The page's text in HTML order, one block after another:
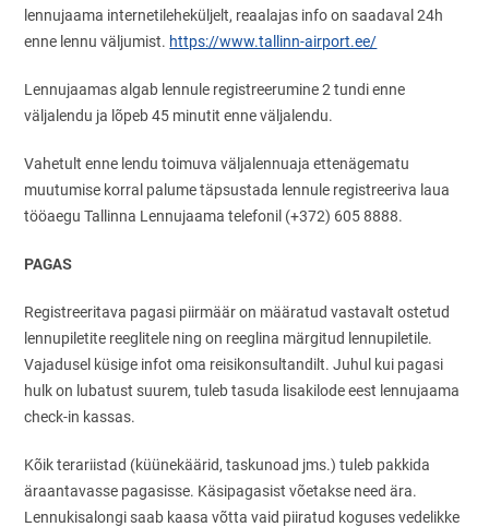
lennujaama internetileheküljelt, reaalajas info on saadaval 24h
enne lennu väljumist. https://www.tallinn-airport.ee/
Lennujaamas algab lennule registreerumine 2 tundi enne
väljalendu ja lõpeb 45 minutit enne väljalendu.
Vahetult enne lendu toimuva väljalennuaja ettenägematu
muutumise korral palume täpsustada lennule registreeriva laua
tööaegu Tallinna Lennujaama telefonil (+372) 605 8888.
PAGAS
Registreeritava pagasi piirmäär on määratud vastavalt ostetud
lennupiletite reeglitele ning on reeglina märgitud lennupiletile.
Vajadusel küsige infot oma reisikonsultandilt. Juhul kui pagasi
hulk on lubatust suurem, tuleb tasuda lisakilode eest lennujaama
check-in kassas.
Kõik terariistad (küünekäärid, taskunoad jms.) tuleb pakkida
äraantavasse pagasisse. Käsipagasist võetakse need ära.
Lennukisalongi saab kaasa võtta vaid piiratud koguses vedelikke